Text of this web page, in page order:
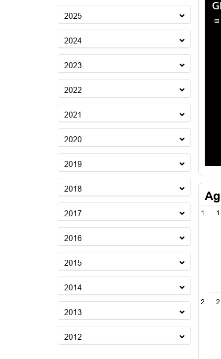
2025
2024
2023
2022
2021
2020
2019
2018
2017
2016
2015
2014
2013
2012
1
2